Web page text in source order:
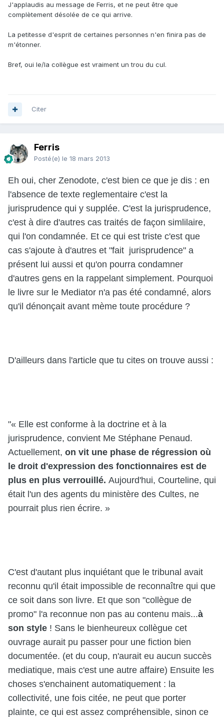
J'applaudis au message de Ferris, et ne peut être que
complètement désolée de ce qui arrive.
La petitesse d'esprit de certaines personnes n'en finira pas de
m'étonner.
Bref, oui le/la collègue est vraiment un trou du cul.
Citer
Ferris
Posté(e) le 18 mars 2013
Eh oui, cher Zenodote, c'est bien ce que je dis : en
l'absence de texte reglementaire c'est la
jurisprudence qui y supplée. C'est la jurisprudence,
c'est à dire d'autres cas traités de façon simlilaire,
qui l'on condamnée. Et ce qui est triste c'est que
cas s'ajoute à d'autres et "fait jurisprudence" a
présent lui aussi et qu'on pourra condamner
d'autres gens en la rappelant simplement. Pourquoi
le livre sur le Mediator n'a pas été condamné, alors
qu'il dénonçait avant mème toute procédure ?
D'ailleurs dans l'article que tu cites on trouve aussi :
"« Elle est conforme à la doctrine et à la
jurisprudence, convient Me Stéphane Penaud.
Actuellement, on vit une phase de régression où
le droit d'expression des fonctionnaires est de
plus en plus verrouillé. Aujourd'hui, Courteline, qui
était l'un des agents du ministère des Cultes, ne
pourrait plus rien écrire. »
C'est d'autant plus inquiétant que le tribunal avait
reconnu qu'il était impossible de reconnaître qui que
ce soit dans son livre. Et que son "collègue de
promo" l'a reconnue non pas au contenu mais...à
son style ! Sans le bienheureux collègue cet
ouvrage aurait pu passer pour une fiction bien
documentée. (et du coup, n'aurait eu aucun succès
mediatique, mais c'est une autre affaire) Ensuite les
choses s'enchainent automatiquement : la
collectivité, une fois citée, ne peut que porter
plainte, ce qui est assez compréhensible, sinon ce